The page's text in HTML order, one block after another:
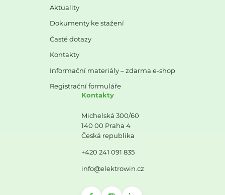
Aktuality
Dokumenty ke stažení
Časté dotazy
Kontakty
Informační materiály – zdarma e-shop
Registrační formuláře
Kontakty
Michelská 300/60
140 00 Praha 4
Česká republika
+420 241 091 835
info@elektrowin.cz